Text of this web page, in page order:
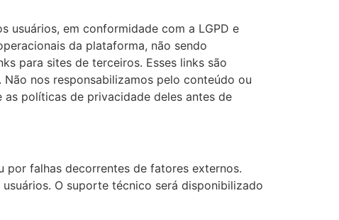
usuários, em conformidade com a LGPD e
da plataforma, não sendo
para sites de terceiros. Esses links são
nos responsabilizamos pelo conteúdo ou
políticas de privacidade deles antes de
por falhas decorrentes de fatores externos.
O suporte técnico será disponibilizado